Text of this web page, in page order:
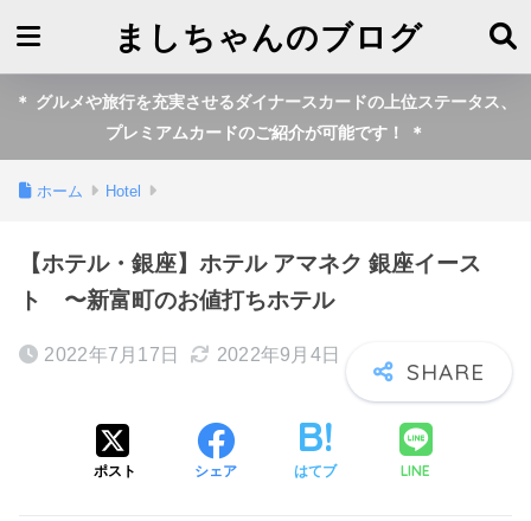
ましちゃんのブログ
＊ グルメや旅行を充実させるダイナースカードの上位ステータス、
プレミアムカードのご紹介が可能です！ ＊
ホーム Hotel
【ホテル・銀座】ホテル アマネク 銀座イース
ト 〜新富町のお値打ちホテル
2022年7月17日 2022年9月4日
ポスト シェア はてブ LINE